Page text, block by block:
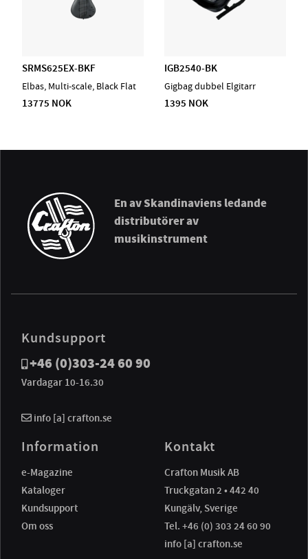
SRMS625EX-BKF
Elbas, Multi-scale, Black Flat
13775 NOK
IGB2540-BK
Gigbag dubbel Elgitarr
1395 NOK
En av Skandinaviens ledande
distributörer av
musikinstrument
Kundsupport
+46 (0)303-24 60 90
Vardagar 10-16.30
info [a] crafton.se
Information
e-Magazine
Kataloger
Kundsupport
Om oss
Kontakt
Crafton Musik AB
Truckgatan 2 • 442 40
Kungälv, Sverige
Tel. +46 (0) 303 24 60 90
info [a] crafton.se